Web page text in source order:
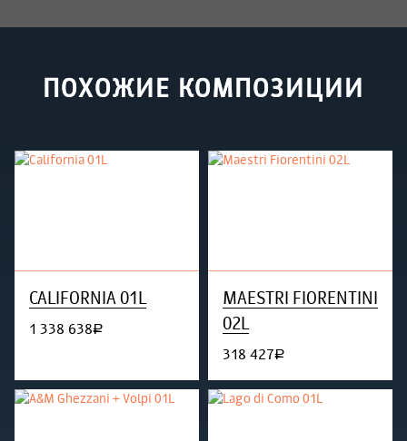
ПОХОЖИЕ КОМПОЗИЦИИ
CALIFORNIA 01L
1 338 638руб.
MAESTRI FIORENTINI
02L
318 427руб.